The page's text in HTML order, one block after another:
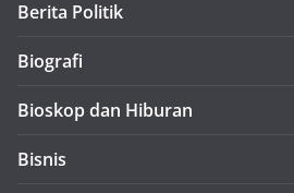
Berita Politik
Biografi
Bioskop dan Hiburan
Bisnis